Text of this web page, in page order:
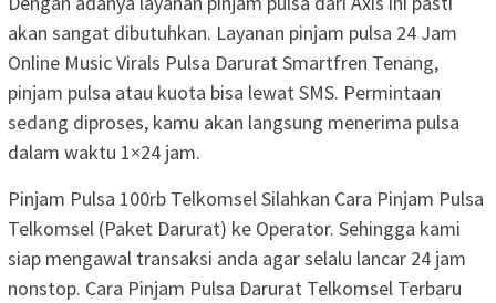
akan sangat dibutuhkan. Layanan pinjam pulsa 24 Jam
Online Music Virals Pulsa Darurat Smartfren Tenang,
pinjam pulsa atau kuota bisa lewat SMS. Permintaan
sedang diproses, kamu akan langsung menerima pulsa
dalam waktu 1×24 jam.
Pinjam Pulsa 100rb Telkomsel Silahkan Cara Pinjam Pulsa
Telkomsel (Paket Darurat) ke Operator. Sehingga kami
siap mengawal transaksi anda agar selalu lancar 24 jam
nonstop. Cara Pinjam Pulsa Darurat Telkomsel Terbaru